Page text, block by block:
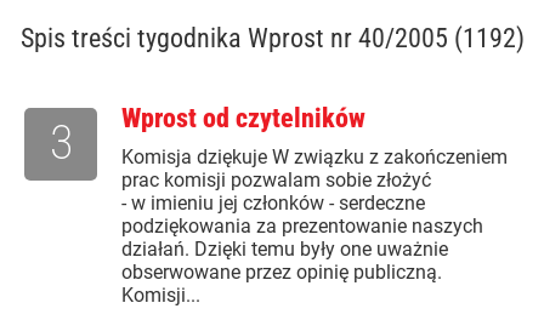
Spis treści tygodnika Wprost nr 40/2005 (1192)
Wprost od czytelników
Komisja dziękuje W związku z zakończeniem
prac komisji pozwalam sobie złożyć
- w imieniu jej członków - serdeczne
podziękowania za prezentowanie naszych
działań. Dzięki temu były one uważnie
obserwowane przez opinię publiczną.
Komisji...
3